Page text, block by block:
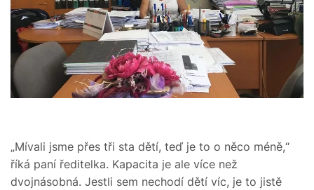
„Mívali jsme přes tři sta dětí, teď je to o něco méně,“
říká paní ředitelka. Kapacita je ale více než
dvojnásobná. Jestli sem nechodí dětí víc, je to jistě